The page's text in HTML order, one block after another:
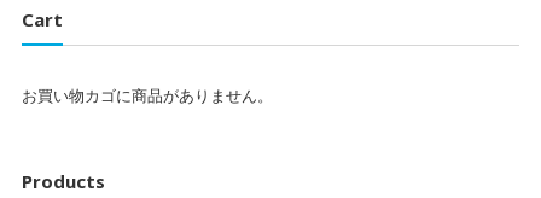
Cart
お買い物カゴに商品がありません。
Products